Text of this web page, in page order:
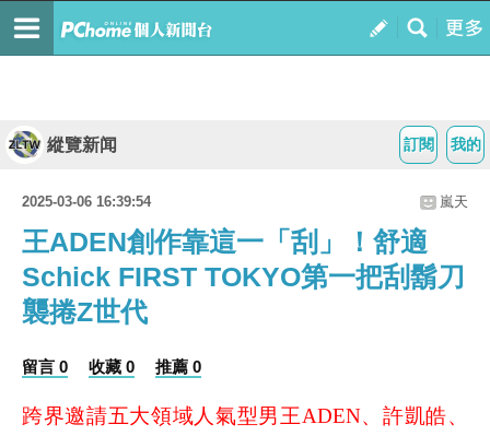
我的
訂閱
縱覽新闻
2025-03-06 16:39:54 嵐天
王ADEN創作靠這一「刮」！舒適
Schick FIRST TOKYO第一把刮鬍刀
襲捲Z世代
留言 0 收藏 0 推薦 0
跨界邀請五大領域人氣型男王ADEN、許凱皓、